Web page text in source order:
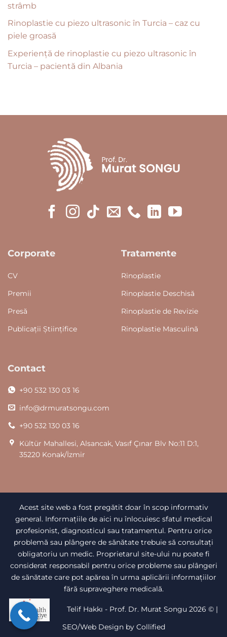
strâmb
Rinoplastie cu piezo ultrasonic în Turcia – caz cu
piele groasă
Experiență de rinoplastie cu piezo ultrasonic în
Turcia – pacientă din Albania
Corporate
CV
Premii
Presă
Publicații Științifice
Tratamente
Rinoplastie
Rinoplastie Deschisă
Rinoplastie de Revizie
Rinoplastie Masculină
Contact
+90 532 130 03 16
info@drmuratsongu.com
+90 532 130 03 16
Kültür Mahallesi, Alsancak, Vasıf Çınar Blv No:11 D:1,
35220 Konak/İzmir
Acest site web a fost pregătit doar în scop informativ
general. Informațiile de aici nu înlocuiesc sfatul medical
profesionist, diagnosticul sau tratamentul. Pentru orice
problemă sau plângere de sănătate trebuie să consultați
obligatoriu un medic. Proprietarul site-ului nu poate fi
considerat responsabil pentru orice probleme sau plângeri
de sănătate care pot apărea în urma aplicării informațiilor
fără supraveghere medicală.
Telif Hakkı - Prof. Dr. Murat Songu 2026 © |
SEO/Web Design by Collified